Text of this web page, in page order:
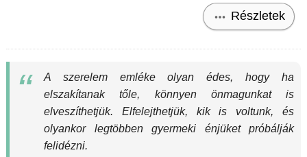
Részletek
A szerelem emléke olyan édes, hogy ha
elszakítanak tőle, könnyen önmagunkat is
elveszíthetjük. Elfelejthetjük, kik is voltunk, és
olyankor legtöbben gyermeki énjüket próbálják
felidézni.